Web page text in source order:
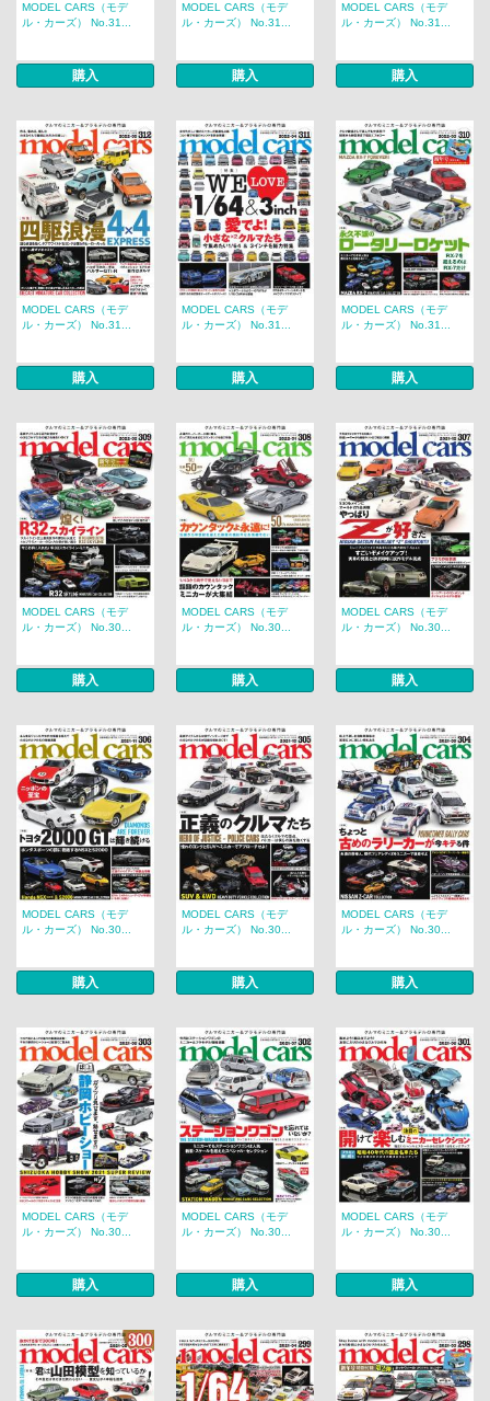
MODEL CARS（モデ
ル・カーズ） No.31...
購入
MODEL CARS（モデ
ル・カーズ） No.31...
購入
MODEL CARS（モデ
ル・カーズ） No.31...
購入
MODEL CARS（モデ
ル・カーズ） No.31...
購入
MODEL CARS（モデ
ル・カーズ） No.31...
購入
MODEL CARS（モデ
ル・カーズ） No.31...
購入
MODEL CARS（モデ
ル・カーズ） No.30...
購入
MODEL CARS（モデ
ル・カーズ） No.30...
購入
MODEL CARS（モデ
ル・カーズ） No.30...
購入
MODEL CARS（モデ
ル・カーズ） No.30...
購入
MODEL CARS（モデ
ル・カーズ） No.30...
購入
MODEL CARS（モデ
ル・カーズ） No.30...
購入
MODEL CARS（モデ
ル・カーズ） No.30...
購入
MODEL CARS（モデ
ル・カーズ） No.30...
購入
MODEL CARS（モデ
ル・カーズ） No.30...
購入